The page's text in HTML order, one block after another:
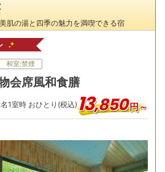
肌の湯と四季の魅力を満喫できる宿
和室:禁煙
会席風和食膳
名1室時 おひとり(税込)13,850円～